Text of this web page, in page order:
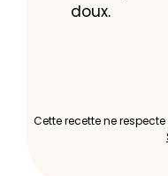
doux.
Cette recette ne